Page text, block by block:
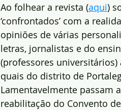
Ao folhear a revista (aqui)
‘confrontados’ com a
opiniões de várias
letras, jornalistas e do
(professores universitários)
quais do distrito de
Lamentavelmente passam
reabilitação do Convento de